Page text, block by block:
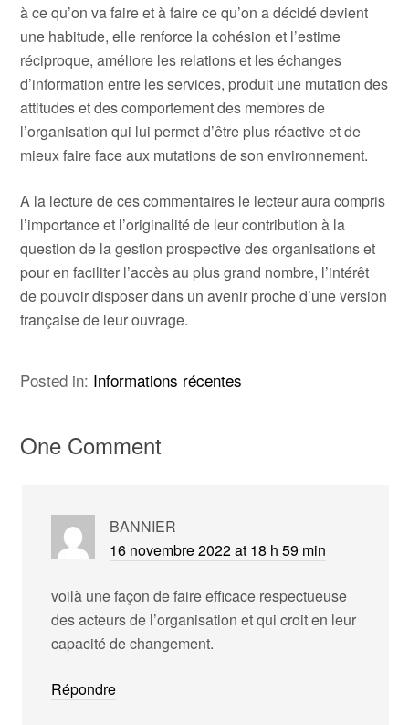
à ce qu’on va faire et à faire ce qu’on a décidé devient
une habitude, elle renforce la cohésion et l’estime
réciproque, améliore les relations et les échanges
d’information entre les services, produit une mutation des
attitudes et des comportement des membres de
l’organisation qui lui permet d’être plus réactive et de
mieux faire face aux mutations de son environnement.
A la lecture de ces commentaires le lecteur aura compris
l’importance et l’originalité de leur contribution à la
question de la gestion prospective des organisations et
pour en faciliter l’accès au plus grand nombre, l’intérêt
de pouvoir disposer dans un avenir proche d’une version
française de leur ouvrage.
Posted in: Informations récentes
One Comment
BANNIER
16 novembre 2022 at 18 h 59 min
voilà une façon de faire efficace respectueuse
des acteurs de l’organisation et qui croit en leur
capacité de changement.
Répondre